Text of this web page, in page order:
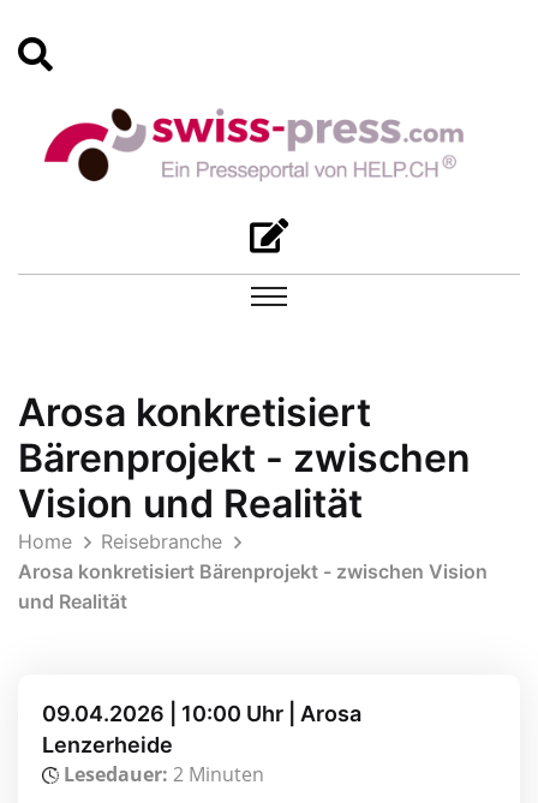
Arosa konkretisiert
Bärenprojekt - zwischen
Vision und Realität
Home
Reisebranche
Arosa konkretisiert Bärenprojekt - zwischen Vision
und Realität
09.04.2026 | 10:00 Uhr | Arosa
Lenzerheide
Lesedauer: 2 Minuten